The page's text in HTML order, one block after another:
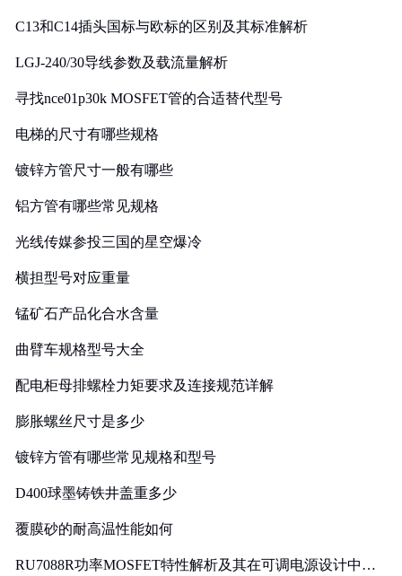
C13和C14插头国标与欧标的区别及其标准解析
LGJ-240/30导线参数及载流量解析
寻找nce01p30k MOSFET管的合适替代型号
电梯的尺寸有哪些规格
镀锌方管尺寸一般有哪些
铝方管有哪些常见规格
光线传媒参投三国的星空爆冷
横担型号对应重量
锰矿石产品化合水含量
曲臂车规格型号大全
配电柜母排螺栓力矩要求及连接规范详解
膨胀螺丝尺寸是多少
镀锌方管有哪些常见规格和型号
D400球墨铸铁井盖重多少
覆膜砂的耐高温性能如何
RU7088R功率MOSFET特性解析及其在可调电源设计中的